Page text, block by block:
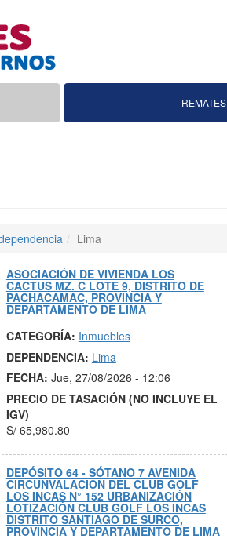
REMATES
Lima
ASOCIACIÓN DE VIVIENDA LOS
CACTUS MZ. C LOTE 9, DISTRITO DE
PACHACAMAC, PROVINCIA Y
DEPARTAMENTO DE LIMA
CATEGORÍA: Inmuebles
DEPENDENCIA: Lima
FECHA: Jue, 27/08/2026 - 12:06
PRECIO DE TASACIÓN (NO INCLUYE EL
IGV)
S/ 65,980.80
DEPÓSITO 64 - SÓTANO 7 AVENIDA
CIRCUNVALACIÓN DEL CLUB GOLF
LOS INCAS N° 152 URBANIZACIÓN
LOTIZACIÓN CLUB GOLF LOS INCAS
DISTRITO SANTIAGO DE SURCO,
PROVINCIA Y DEPARTAMENTO DE LIMA